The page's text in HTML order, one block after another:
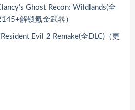
Ghost Recon: Wildlands(全
解锁氪金武器）